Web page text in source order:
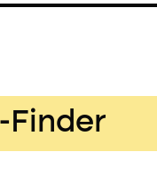
Finder